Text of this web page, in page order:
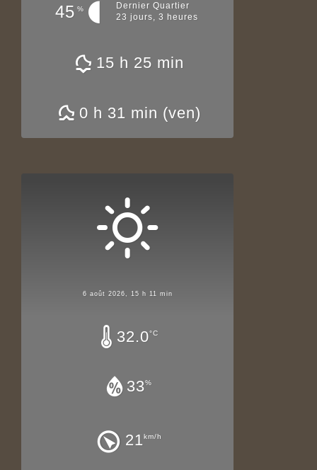
45 %
Dernier Quartier
23 jours, 3 heures
15 h 25 min
0 h 31 min (ven)
6 août 2026, 15 h 11 min
32.0°C
33%
21km/h